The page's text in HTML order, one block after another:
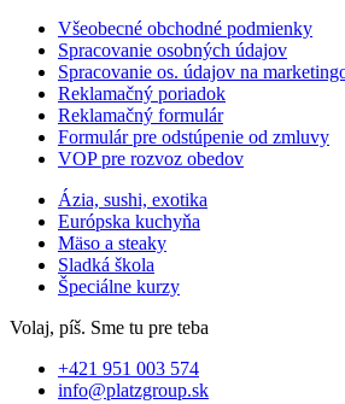
Všeobecné obchodné podmienky
Spracovanie osobných údajov
Spracovanie os. údajov na
Reklamačný poriadok
Reklamačný formulár
Formulár pre odstúpenie od zmluvy
VOP pre rozvoz obedov
Ázia, sushi, exotika
Európska kuchyňa
Mäso a steaky
Sladká škola
Špeciálne kurzy
Volaj, píš. Sme tu pre teba
+421 951 003 574
info@platzgroup.sk